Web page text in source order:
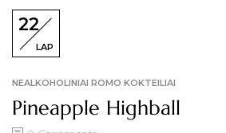
22
LAP
NEALKOHOLINIAI ROMO KOKTEILIAI
Pineapple Highball